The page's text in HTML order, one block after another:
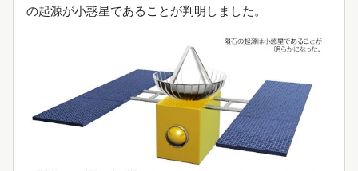
の起源が小惑星であることが判明しました。